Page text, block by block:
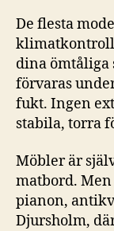
De flesta
dina ömtåliga
förvaras
fukt. Ingen
stabila, torra
Möbler är
matbord.
pianon,
Djursholm,